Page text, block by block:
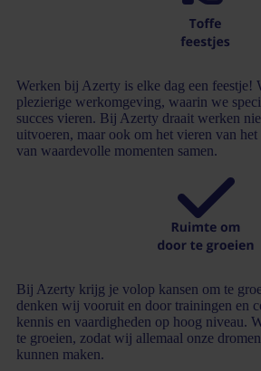
Werken bij Azerty is elke dag een feestje!
plezierige werkomgeving, waarin we
succes vieren. Bij Azerty draait werken
uitvoeren, maar ook om het vieren van het
van waardevolle momenten samen.
Bij Azerty krijg je volop kansen om te
denken wij vooruit en door trainingen en
kennis en vaardigheden op hoog niveau.
te groeien, zodat wij allemaal onze
kunnen maken.